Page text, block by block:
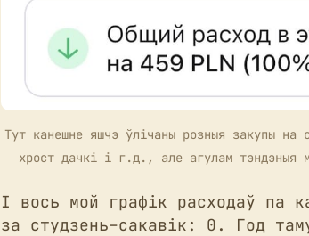
Тут канешне яшчэ ўлічаны розныя закупы на
хрост дачкі і г.д., але агулам тэндэныя
І вось мой графік расходаў па
за студзень–сакавік: 0. Год